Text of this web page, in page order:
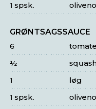
1 spsk.
GRØNTSAGSSAUCE
6
½
løg
1
1 spsk.